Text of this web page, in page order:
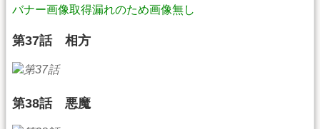
バナー画像取得漏れのため画像無し
第37話 相方
第38話 悪魔